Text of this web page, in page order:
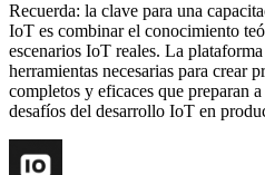
Recuerda: la clave para una
IoT es combinar el conocimiento
escenarios IoT reales. La
herramientas necesarias para crear
completos y eficaces que preparan
desafíos del desarrollo IoT en